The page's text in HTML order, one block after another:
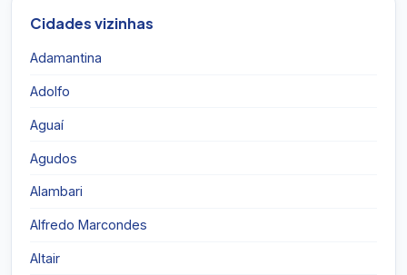
Cidades vizinhas
Adamantina
Adolfo
Aguaí
Agudos
Alambari
Alfredo Marcondes
Altair